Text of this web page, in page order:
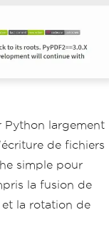
Python largement
de fichiers
simple pour
la fusion de
la rotation de